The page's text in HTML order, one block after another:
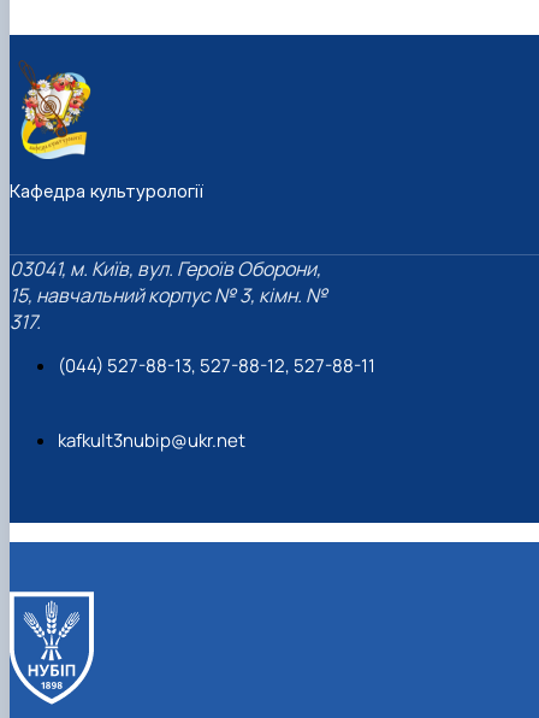
Кафедра культурології
03041, м. Київ, вул. Героїв Оборони,
15, навчальний корпус № 3, кімн. №
317.
(044) 527-88-13, 527-88-12, 527-88-11
kafkult3nubip@ukr.net